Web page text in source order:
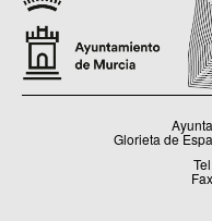
Glorieta de